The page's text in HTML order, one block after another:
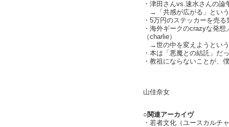
・津田さんvs.速水さんの論
→「共感が広がる」とい
・5万円のステッカーを売
・海外ギークのcrazyな発
（charlie）
→世の中を変えようという
・本は「悪魔との結託」だ
・教祖にならないことが、
山佳奈女
○関連アーカイヴ
・若者文化（ユースカルチ